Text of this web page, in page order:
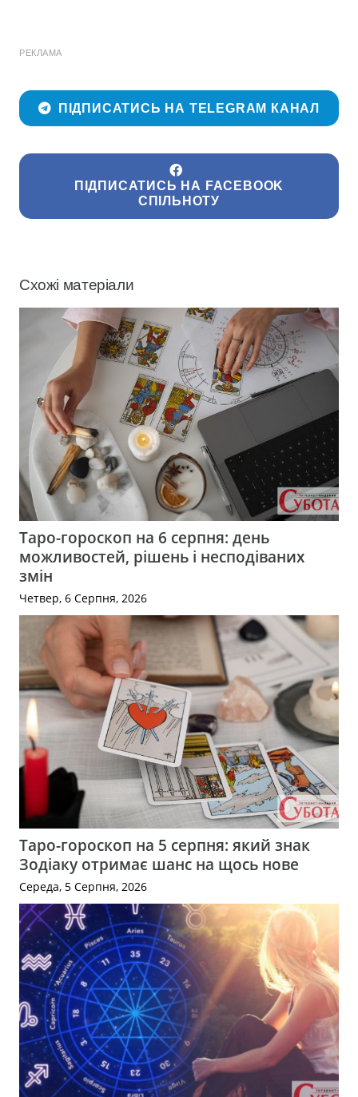
РЕКЛАМА
ПІДПИСАТИСЬ НА TELEGRAM КАНАЛ
ПІДПИСАТИСЬ НА FACEBOOK
СПІЛЬНОТУ
Схожі матеріали
Таро-гороскоп на 6 серпня: день
можливостей, рішень і несподіваних
змін
Четвер, 6 Серпня, 2026
Таро-гороскоп на 5 серпня: який знак
Зодіаку отримає шанс на щось нове
Середа, 5 Серпня, 2026